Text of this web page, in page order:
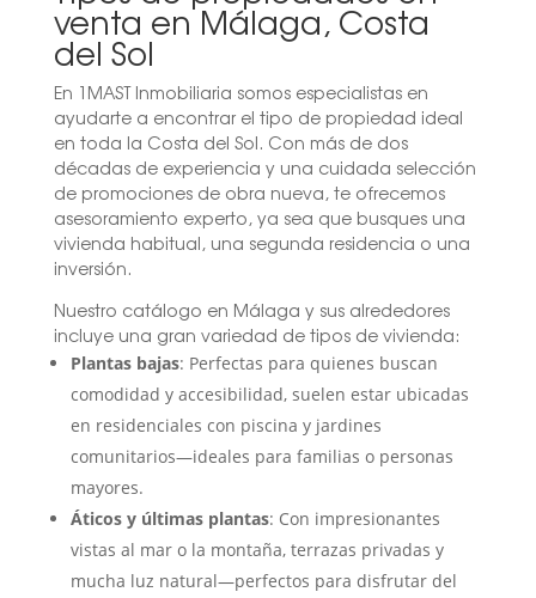
venta en Málaga, Costa
del Sol
En 1MAST Inmobiliaria somos especialistas en
ayudarte a encontrar el tipo de propiedad ideal
en toda la Costa del Sol. Con más de dos
décadas de experiencia y una cuidada selección
de promociones de obra nueva, te ofrecemos
asesoramiento experto, ya sea que busques una
vivienda habitual, una segunda residencia o una
inversión.
Nuestro catálogo en Málaga y sus alrededores
incluye una gran variedad de tipos de vivienda:
Plantas bajas: Perfectas para quienes buscan
comodidad y accesibilidad, suelen estar ubicadas
en residenciales con piscina y jardines
comunitarios—ideales para familias o personas
mayores.
Áticos y últimas plantas: Con impresionantes
vistas al mar o la montaña, terrazas privadas y
mucha luz natural—perfectos para disfrutar del